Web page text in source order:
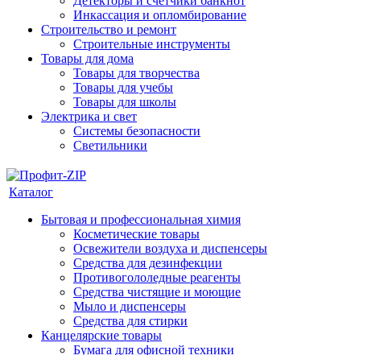
Инкассация и опломбирование
Строительство и ремонт
Строительные инструменты
Товары для дома
Товары для творчества
Товары для учебы
Товары для школы
Электрика и свет
Системы безопасности
Светильники
Каталог
Бытовая и профессиональная химия
Косметические товары
Освежители воздуха и диспенсеры
Средства для дезинфекции
Противогололедные реагенты
Средства чистящие и моющие
Мыло и диспенсеры
Средства для стирки
Канцелярские товары
Бумага для офисной техники